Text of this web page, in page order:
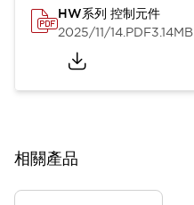
HW系列 控制元件
2025/11/14.PDF3.14MB
相關產品